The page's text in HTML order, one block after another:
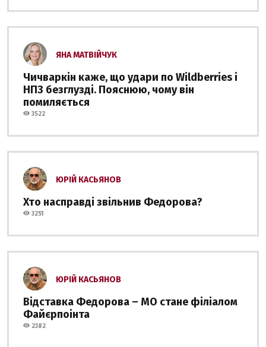
ЯНА МАТВІЙЧУК
Чичваркін каже, що удари по Wildberries і
НПЗ безглузді. Пояснюю, чому він
помиляється
3522
ЮРІЙ КАСЬЯНОВ
Хто насправді звільнив Федорова?
3251
ЮРІЙ КАСЬЯНОВ
Відставка Федорова – МО стане філіалом
Файєрпоінта
2382